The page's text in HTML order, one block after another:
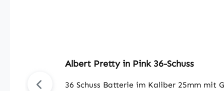
Albert Pretty in Pink 36-Schuss
36 Schuss Batterie im Kaliber 25mm mit